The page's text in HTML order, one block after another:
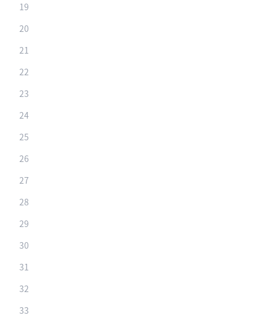
19
20
21
22
23
24
25
26
27
28
29
30
31
32
33